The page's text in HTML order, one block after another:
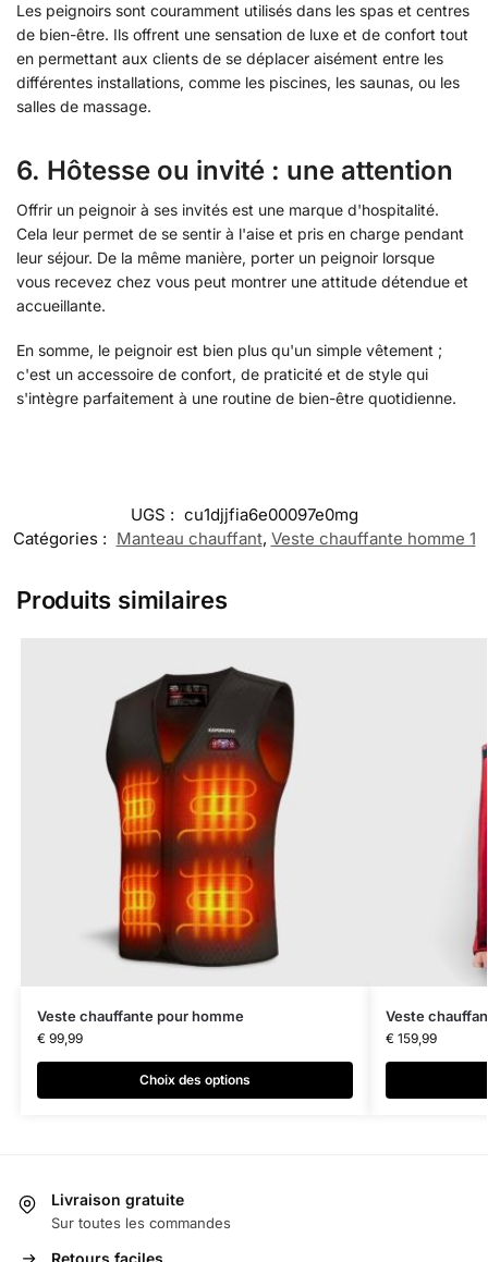
Les peignoirs sont couramment utilisés dans les spas et centres
de bien-être. Ils offrent une sensation de luxe et de confort tout
en permettant aux clients de se déplacer aisément entre les
différentes installations, comme les piscines, les saunas, ou les
salles de massage.
6. Hôtesse ou invité : une attention
Offrir un peignoir à ses invités est une marque d'hospitalité.
Cela leur permet de se sentir à l'aise et pris en charge pendant
leur séjour. De la même manière, porter un peignoir lorsque
vous recevez chez vous peut montrer une attitude détendue et
accueillante.
En somme, le peignoir est bien plus qu'un simple vêtement ;
c'est un accessoire de confort, de praticité et de style qui
s'intègre parfaitement à une routine de bien-être quotidienne.
UGS : cu1djjfia6e00097e0mg
Catégories : Manteau chauffant, Veste chauffante homme 1
Produits similaires
Veste chauffante pour homme
€99,99
Choix des options
Veste
€159,99
Livraison gratuite
Sur toutes les commandes
Retours faciles